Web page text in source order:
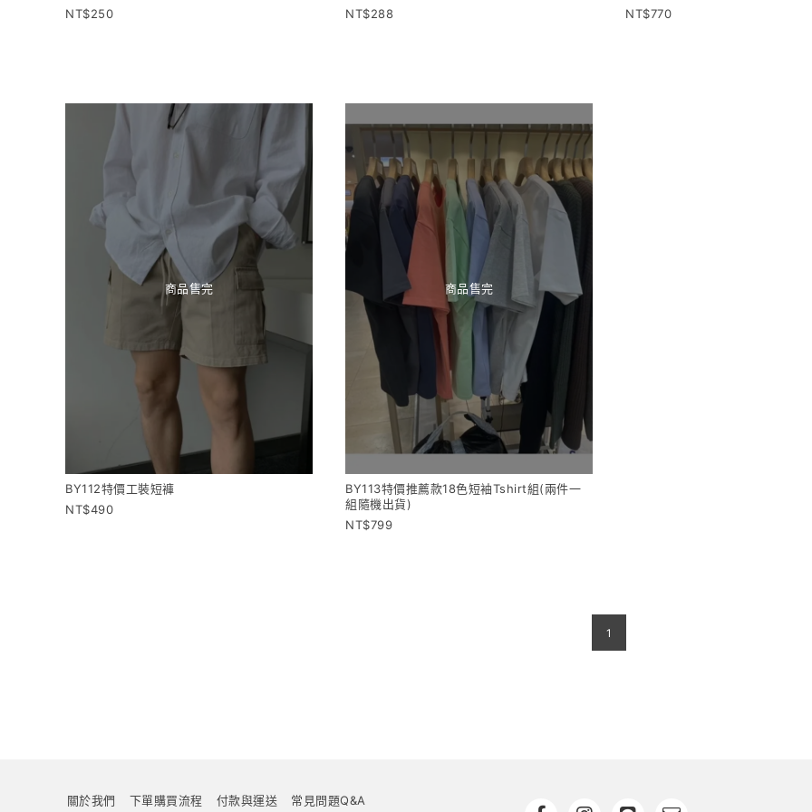
250 288 770
商品售完
BY112特價工裝短褲
490
商品售完
BY113特價推薦款18色短袖Tshirt組(兩件一
組隨機出貨)
799
1
關於我們 下單購買流程 付款與運送 常見問題Q&A